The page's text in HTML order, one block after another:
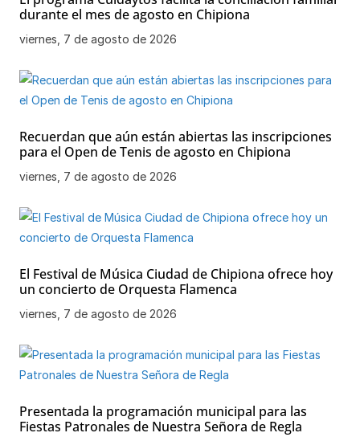
durante el mes de agosto en Chipiona
viernes, 7 de agosto de 2026
Recuerdan que aún están abiertas las inscripciones
para el Open de Tenis de agosto en Chipiona
viernes, 7 de agosto de 2026
El Festival de Música Ciudad de Chipiona ofrece hoy
un concierto de Orquesta Flamenca
viernes, 7 de agosto de 2026
Presentada la programación municipal para las
Fiestas Patronales de Nuestra Señora de Regla